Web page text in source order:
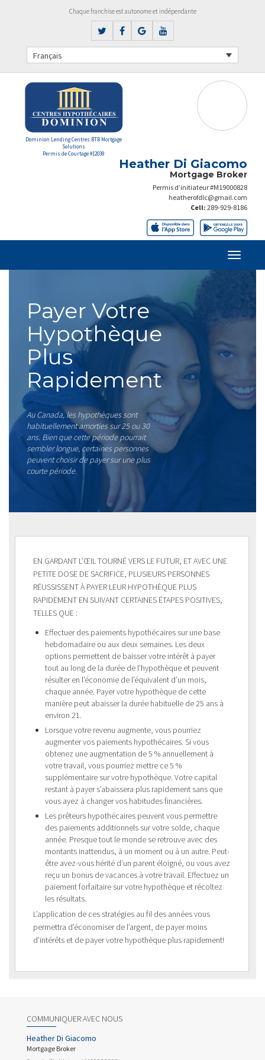
Chaque franchise est autonome et indépendante
Français
Dominion Lending Centres BTB Mortgage
Solutions
Permis de Courtage #12039
Heather Di Giacomo
Mortgage Broker
Permis d’initiateur #M19000828
heatherofdlc@gmail.com
Cell: 289-929-8186
Payer Votre
Hypothèque
Plus
Rapidement
Au Canada, les hypothèques sont
habituellement amorties sur 25 ou 30
ans. Bien que cette période pourrait
sembler longue, certaines personnes
peuvent choisir de payer sur une plus
courte période.
EN GARDANT L’ŒIL TOURNÉ VERS LE FUTUR, ET AVEC UNE
PETITE DOSE DE SACRIFICE, PLUSIEURS PERSONNES
RÉUSSISSENT À PAYER LEUR HYPOTHÈQUE PLUS
RAPIDEMENT EN SUIVANT CERTAINES ÉTAPES POSITIVES,
TELLES QUE :
Effectuer des paiements hypothécaires sur une base
hebdomadaire ou aux deux semaines. Les deux
options permettent de baisser votre intérêt à payer
tout au long de la durée de l’hypothèque et peuvent
résulter en l’économie de l’équivalent d’un mois,
chaque année. Payer votre hypothèque de cette
manière peut abaisser la durée habituelle de 25 ans à
environ 21.
Lorsque votre revenu augmente, vous pourriez
augmenter vos paiements hypothécaires. Si vous
obtenez une augmentation de 5 % annuellement à
votre travail, vous pourriez mettre ce 5 %
supplémentaire sur votre hypothèque. Votre capital
restant à payer s’abaissera plus rapidement sans que
vous ayez à changer vos habitudes financières.
Les prêteurs hypothécaires peuvent vous permettre
des paiements additionnels sur votre solde, chaque
année. Presque tout le monde se retrouve avec des
montants inattendus, à un moment ou à un autre. Peut-
être avez-vous hérité d’un parent éloigné, ou vous avez
reçu un bonus de vacances à votre travail. Effectuez un
paiement forfaitaire sur votre hypothèque et récoltez
les résultats.
L’application de ces stratégies au fil des années vous
permettra d’économiser de l’argent, de payer moins
d’intérêts et de payer votre hypothèque plus rapidement!
COMMUNIQUER AVEC NOUS
Heather Di Giacomo
Mortgage Broker